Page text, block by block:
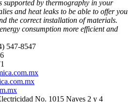
supported by thermography in your
and heat leaks to be able to offer you
the correct installation of materials.
consumption more efficient and
547-8547
No. 1015 Naves 2 y 4